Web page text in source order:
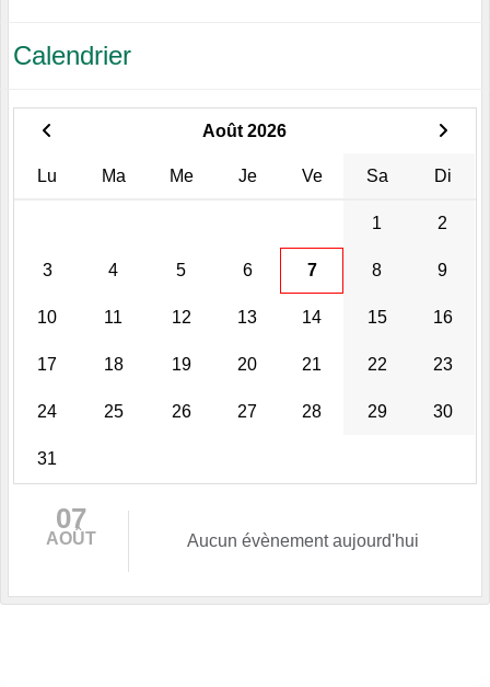
Calendrier
Août 2026
Lu Ma Me Je Ve Sa Di
1 2
3 4 5 6 7 8 9
10 11 12 13 14 15 16
17 18 19 20 21 22 23
24 25 26 27 28 29 30
31
07
AOÛT Aucun évènement aujourd'hui